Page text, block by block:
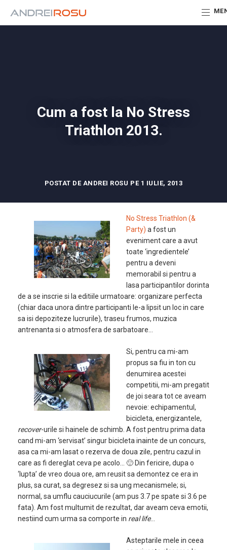
Cum a fost la No Stress
Triathlon 2013.
POSTAT DE ANDREI ROSU PE 1 IULIE, 2013
No Stress Triathlon (&
Party) a fost un
eveniment care a avut
toate ‘ingredientele’
pentru a deveni
memorabil si pentru a
lasa participantilor dorinta
de a se inscrie si la editiile urmatoare: organizare perfecta
(chiar daca unora dintre participanti le-a lipsit un loc in care
sa isi depoziteze lucrurile), traseu frumos, muzica
antrenanta si o atmosfera de sarbatoare…
Si, pentru ca mi-am
propus sa fiu in ton cu
denumirea acestei
competitii, mi-am pregatit
de joi seara tot ce aveam
nevoie: echipamentul,
bicicleta, energizantele,
recover-urile si hainele de schimb. A fost pentru prima data
cand mi-am ‘servisat’ singur bicicleta inainte de un concurs,
asa ca mi-am lasat o rezerva de doua zile, pentru cazul in
care as fi dereglat ceva pe acolo… 🙂 Din fericire, dupa o
‘lupta’ de vreo doua ore, am reusit sa demontez ce era in
plus, sa curat, sa degresez si sa ung mecanismele; si,
normal, sa umflu cauciucurile (am pus 3.7 pe spate si 3.6 pe
fata). Am fost multumit de rezultat, dar aveam ceva emotii,
nestiind cum urma sa comporte in real life…
Asteptarile mele in ceea